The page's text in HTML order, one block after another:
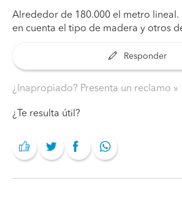
Alrededor de 180.000 el metro lineal.
en cuenta el tipo de madera y otros
Responder
¿Inapropiado? Presenta un reclamo
¿Te resulta útil?